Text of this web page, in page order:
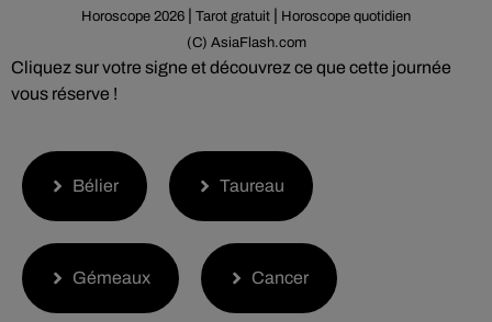
Horoscope 2026 | Tarot gratuit | Horoscope quotidien
(C) AsiaFlash.com
Cliquez sur votre signe et découvrez ce que cette journée
vous réserve !
Bélier Taureau
Gémeaux Cancer